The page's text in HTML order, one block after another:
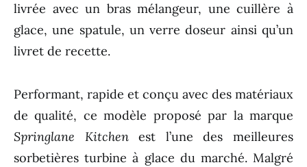
livrée avec un bras mélangeur, une cuillère à
glace, une spatule, un verre doseur ainsi qu’un
livret de recette.
Performant, rapide et conçu avec des matériaux
de qualité, ce modèle proposé par la marque
Springlane Kitchenest l’une des meilleures
sorbetières turbine à glace du marché. Malgré